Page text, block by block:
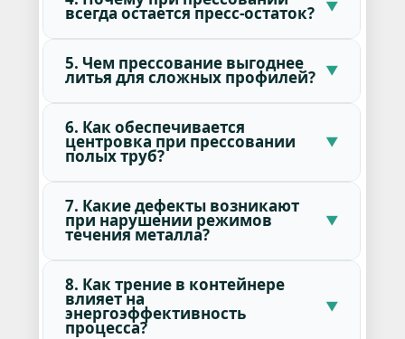
всегда остается пресс-остаток?
5. Чем прессование выгоднее
литья для сложных профилей?
6. Как обеспечивается
центровка при прессовании
полых труб?
7. Какие дефекты возникают
при нарушении режимов
течения металла?
8. Как трение в контейнере
влияет на
энергоэффективность
процесса?